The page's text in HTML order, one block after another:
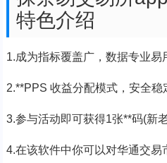
特色介绍
1.成为指标覆盖广，数据专业易
2.**PPS 收益分配模式，安全稳
3.参与活动即可获得1张**码(新
4.在该软件中你可以对华通交易